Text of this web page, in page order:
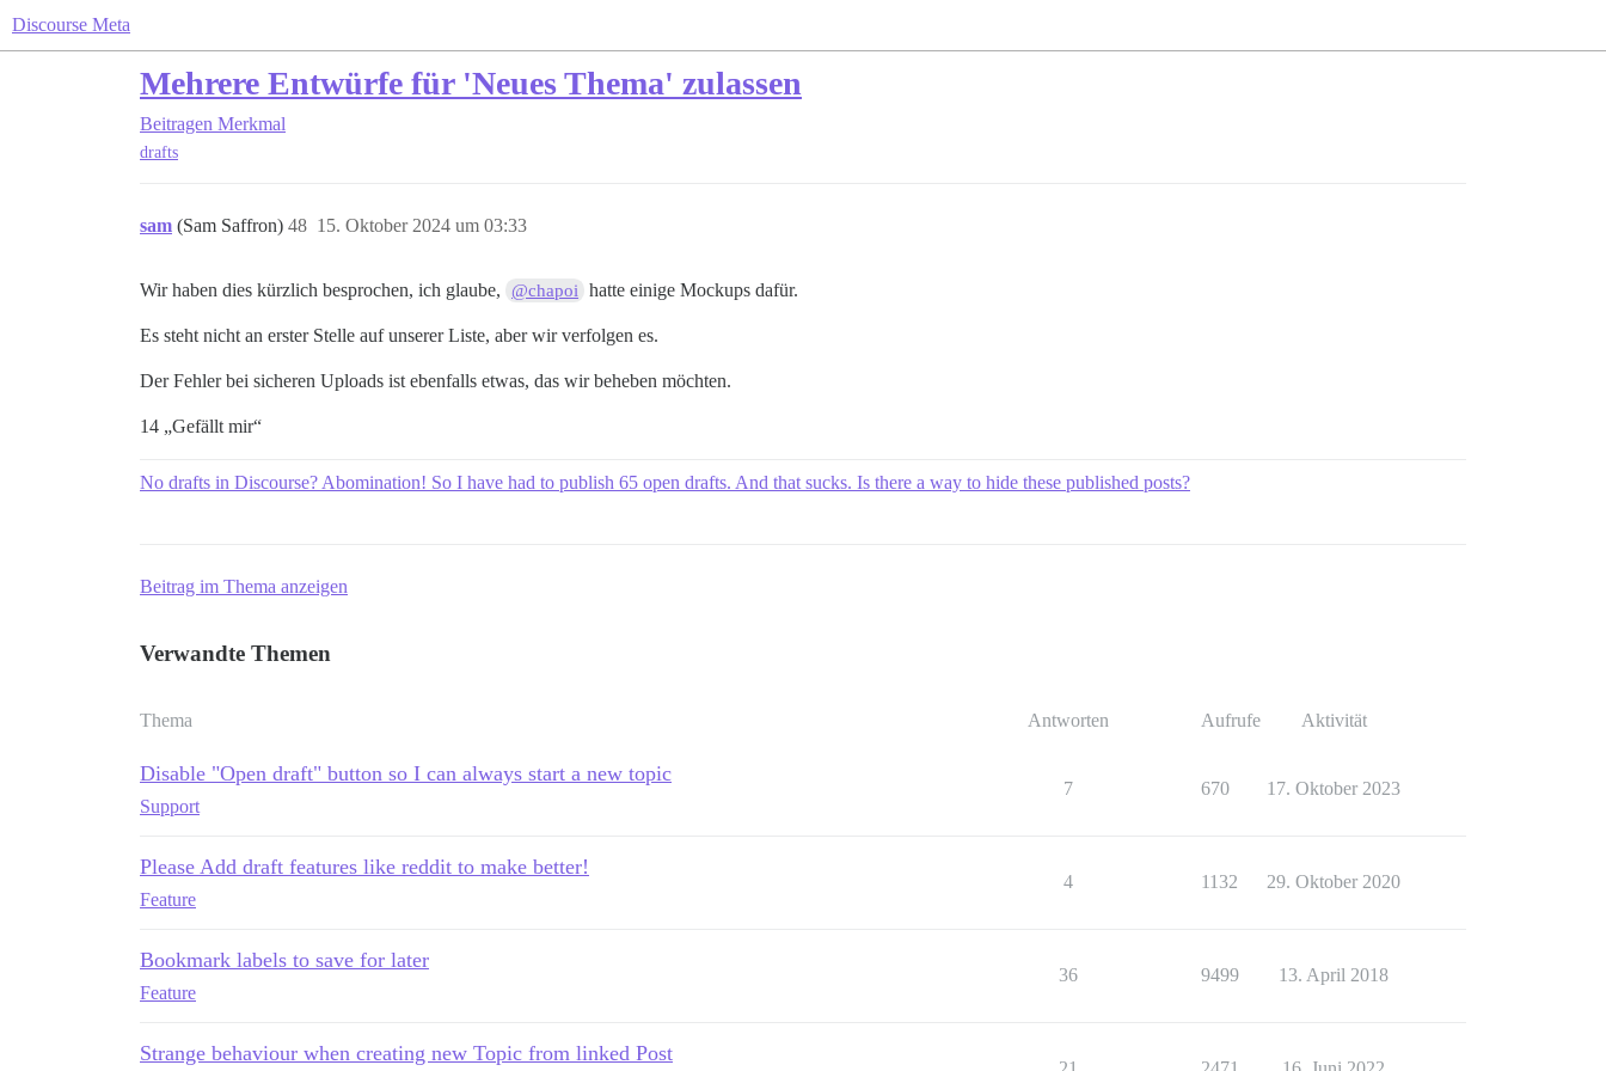
Discourse Meta
Mehrere Entwürfe für 'Neues Thema' zulassen
Beitragen Merkmal
drafts
sam (Sam Saffron) 15. Oktober 2024 um 03:33
48
Wir haben dies kürzlich besprochen, ich glaube, @chapoi hatte einige Mockups dafür.
Es steht nicht an erster Stelle auf unserer Liste, aber wir verfolgen es.
Der Fehler bei sicheren Uploads ist ebenfalls etwas, das wir beheben möchten.
14 „Gefällt mir“
No drafts in Discourse? Abomination! So I have had to publish 65 open drafts. And that sucks. Is there a way to hide these published posts?
Beitrag im Thema anzeigen
Verwandte Themen
Thema Antworten Aufrufe Aktivität
Disable "Open draft" button so I can always start a new topic
Support
7 670 17. Oktober 2023
Please Add draft features like reddit to make better!
Feature
4 1132 29. Oktober 2020
Bookmark labels to save for later
Feature
36 9499 13. April 2018
Strange behaviour when creating new Topic from linked Post